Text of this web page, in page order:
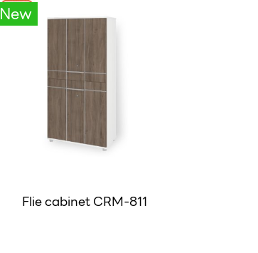
New
Flie cabinet CRM-811